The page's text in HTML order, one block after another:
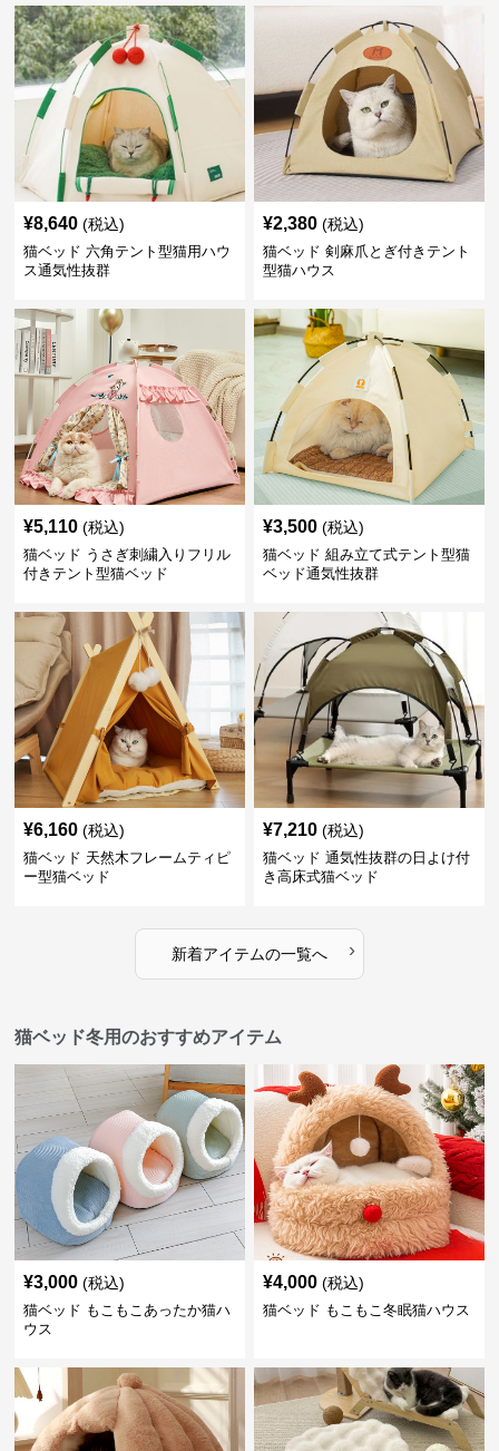
¥8,640 (税込)
猫ベッド 六角テント型猫用ハウ
ス通気性抜群
¥2,380 (税込)
猫ベッド 剣麻爪とぎ付きテント
型猫ハウス
¥5,110 (税込)
猫ベッド うさぎ刺繍入りフリル
付きテント型猫ベッド
¥3,500 (税込)
猫ベッド 組み立て式テント型猫
ベッド通気性抜群
¥6,160 (税込)
猫ベッド 天然木フレームティピ
ー型猫ベッド
¥7,210 (税込)
猫ベッド 通気性抜群の日よけ付
き高床式猫ベッド
新着アイテムの一覧へ ›
猫ベッド冬用のおすすめアイテム
¥3,000 (税込)
猫ベッド もこもこあったか猫ハ
ウス
¥4,000 (税込)
猫ベッド もこもこ冬眠猫ハウス